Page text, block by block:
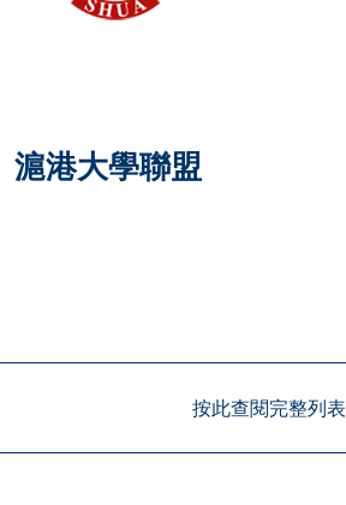
滬港大學聯盟
按此查閱完整列表